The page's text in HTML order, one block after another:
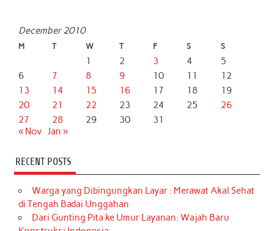
December 2010
M T W T F S S
1 2 3 4
5
6
7 8 9 10 11
12
13
14 15 16 17 18
19
20
21 22 23 24 25
26
27
28 29 30
31
« Nov Jan »
RECENT POSTS
Warga yang Dibingungkan Layar : Merawat Akal Sehat
di Tengah Badai Unggahan
Dari Gunting Pita ke Umur Layanan: Wajah Baru